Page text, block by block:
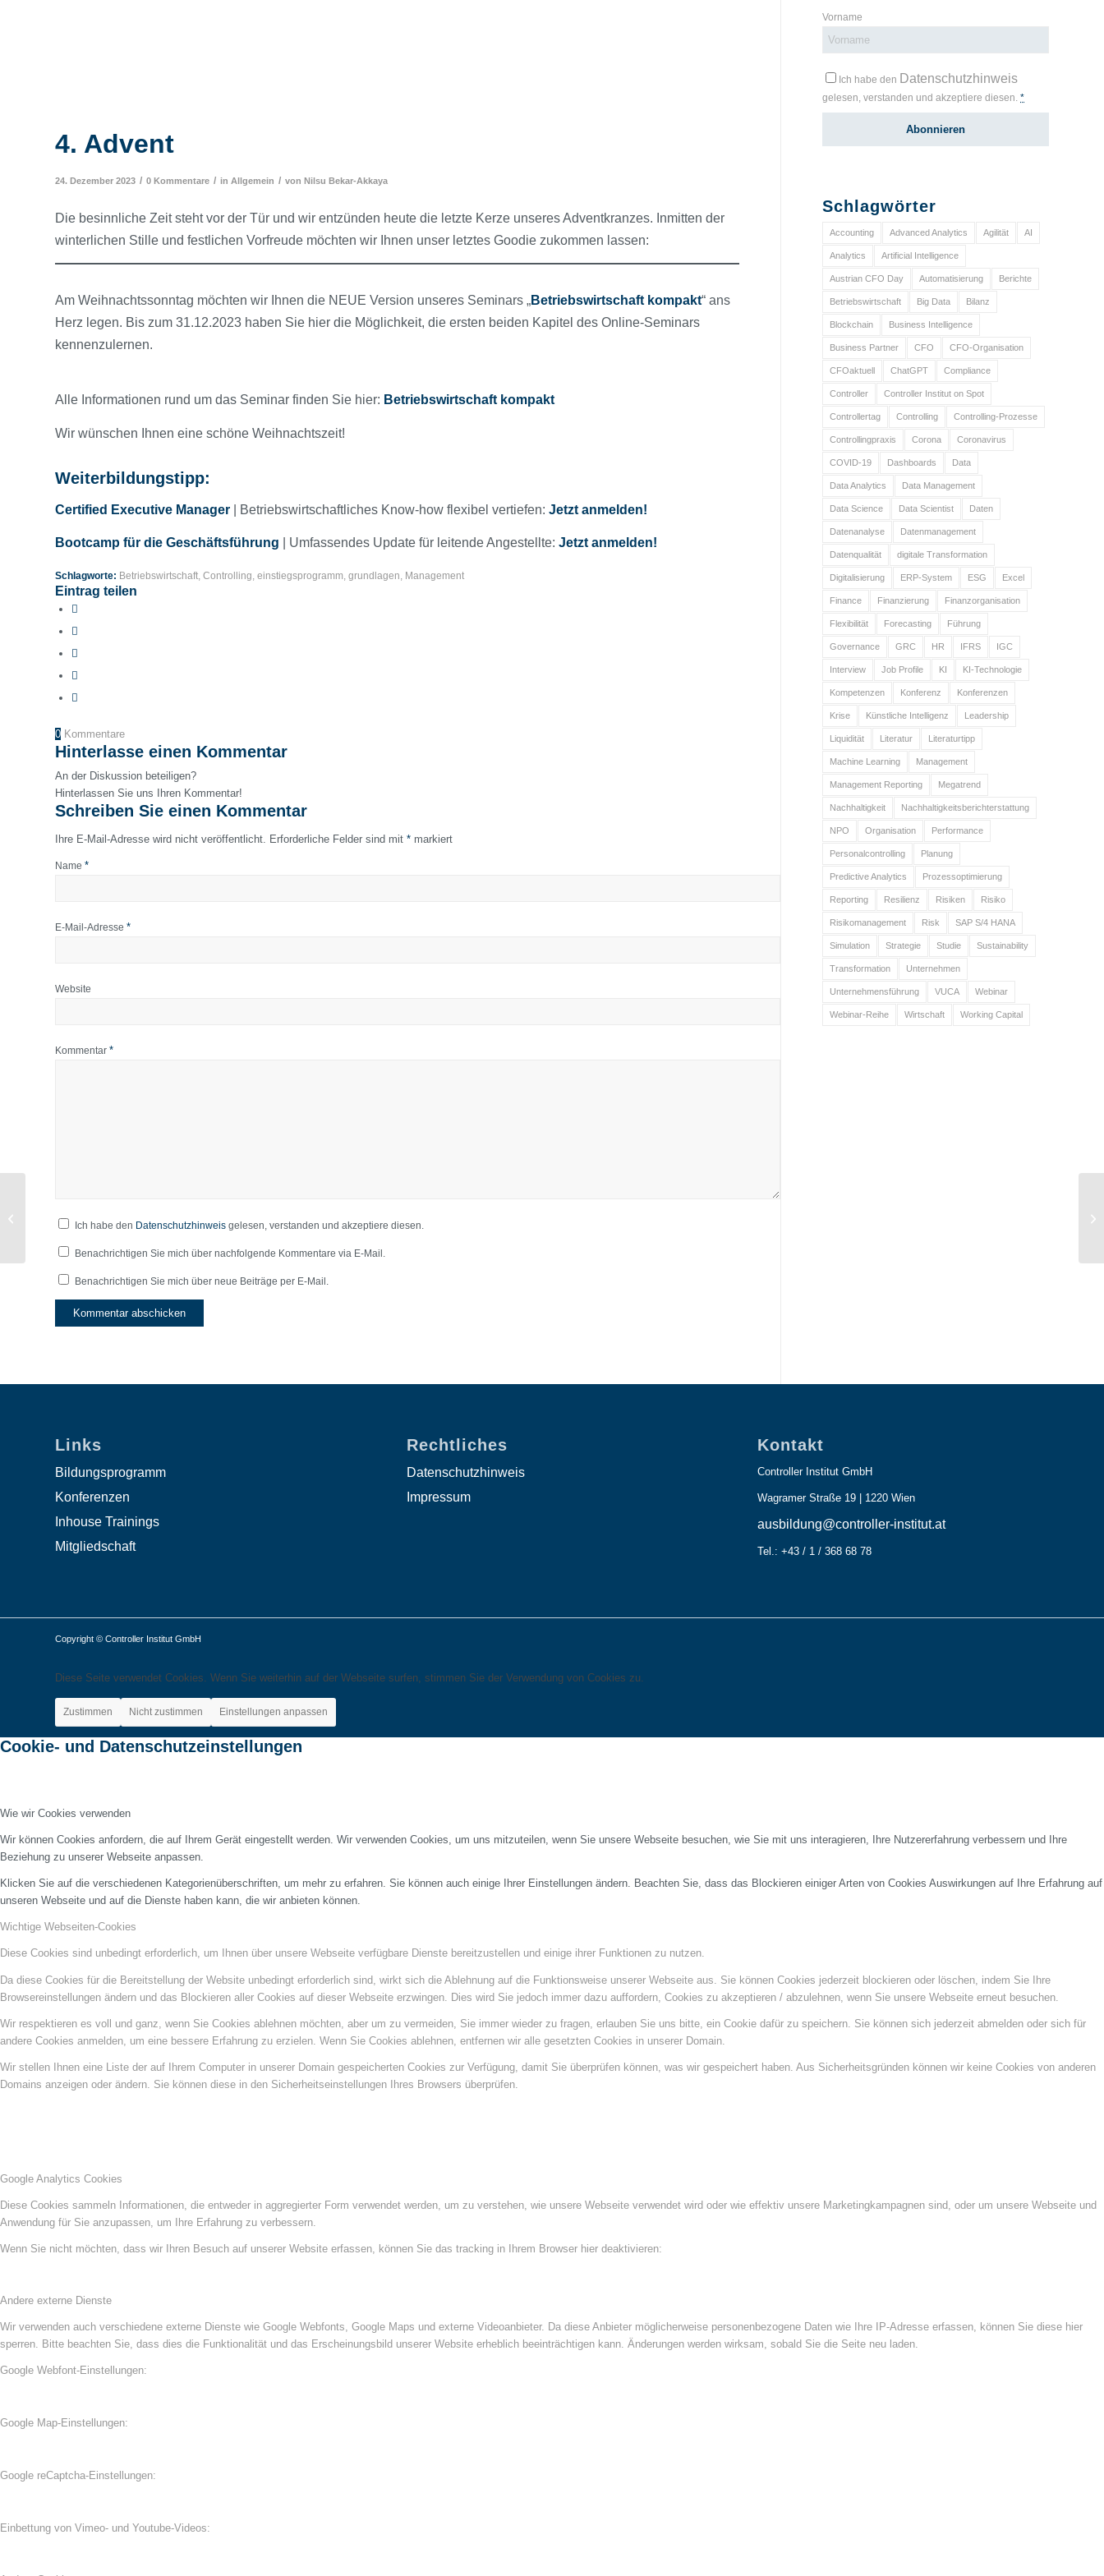
4. Advent
24. Dezember 2023 / 0 Kommentare / in Allgemein / von Nilsu Bekar-Akkaya
Die besinnliche Zeit steht vor der Tür und wir entzünden heute die letzte Kerze unseres Adventkranzes. Inmitten der
winterlichen Stille und festlichen Vorfreude möchten wir Ihnen unser letztes Goodie zukommen lassen:
Am Weihnachtssonntag möchten wir Ihnen die NEUE Version unseres Seminars „Betriebswirtschaft kompakt“ ans
Herz legen. Bis zum 31.12.2023 haben Sie hier die Möglichkeit, die ersten beiden Kapitel des Online-Seminars
kennenzulernen.
Alle Informationen rund um das Seminar finden Sie hier: Betriebswirtschaft kompakt
Wir wünschen Ihnen eine schöne Weihnachtszeit!
Weiterbildungstipp:
Certified Executive Manager | Betriebswirtschaftliches Know-how flexibel vertiefen: Jetzt anmelden!
Bootcamp für die Geschäftsführung | Umfassendes Update für leitende Angestellte: Jetzt anmelden!
Schlagworte: Betriebswirtschaft Controlling einstiegsprogramm grundlagen Management
Eintrag teilen
0 Kommentare
Hinterlasse einen Kommentar
An der Diskussion beteiligen?
Hinterlassen Sie uns Ihren Kommentar!
Schreiben Sie einen Kommentar
Ihre E-Mail-Adresse wird nicht veröffentlicht. Erforderliche Felder sind mit * markiert
Name *
E-Mail-Adresse *
Website
Kommentar *
Ich habe den Datenschutzhinweis gelesen, verstanden und akzeptiere diesen.
Benachrichtigen Sie mich über nachfolgende Kommentare via E-Mail.
Benachrichtigen Sie mich über neue Beiträge per E-Mail.
Vorname
Ich habe den Datenschutzhinweis
gelesen, verstanden und akzeptiere diesen.*
Schlagwörter
Accounting Advanced Analytics Agilität AI
Analytics Artificial Intelligence
Austrian CFO Day Automatisierung Berichte
Betriebswirtschaft Big Data Bilanz
Blockchain Business Intelligence
Business Partner CFO CFO-Organisation
CFOaktuell ChatGPT Compliance
Controller Controller Institut on Spot
Controllertag Controlling Controlling-Prozesse
Controllingpraxis Corona Coronavirus
COVID-19 Dashboards Data
Data Analytics Data Management
Data Science Data Scientist Daten
Datenanalyse Datenmanagement
Datenqualität digitale Transformation
Digitalisierung ERP-System ESG Excel
Finance Finanzierung Finanzorganisation
Flexibilität Forecasting Führung
Governance GRC HR IFRS IGC
Interview Job Profile KI KI-Technologie
Kompetenzen Konferenz Konferenzen
Krise Künstliche Intelligenz Leadership
Liquidität Literatur Literaturtipp
Machine Learning Management
Management Reporting Megatrend
Nachhaltigkeit Nachhaltigkeitsberichterstattung
NPO Organisation Performance
Personalcontrolling Planung
Predictive Analytics Prozessoptimierung
Reporting Resilienz Risiken Risiko
Risikomanagement Risk SAP S/4 HANA
Simulation Strategie Studie Sustainability
Transformation Unternehmen
Unternehmensführung VUCA Webinar
Webinar-Reihe Wirtschaft Working Capital
Links
Bildungsprogramm
Konferenzen
Inhouse Trainings
Mitgliedschaft
Rechtliches
Datenschutzhinweis
Impressum
Kontakt
Controller Institut GmbH
Wagramer Straße 19 | 1220 Wien
ausbildung@controller-institut.at
Tel.: +43 / 1 / 368 68 78
Copyright © Controller Institut GmbH
3.Advent
Diese Seite verwendet Cookies. Wenn Sie weiterhin auf der Webseite surfen, stimmen Sie der Verwendung von Cookies zu.
Zustimmen Nicht zustimmen Einstellungen anpassen
Cookie- und Datenschutzeinstellungen
Wie wir Cookies verwenden
Wir können Cookies anfordern, die auf Ihrem Gerät eingestellt werden. Wir verwenden Cookies, um uns mitzuteilen, wenn Sie unsere Webseite besuchen, wie Sie mit uns interagieren, Ihre Nutzererfahrung verbessern und Ihre
Beziehung zu unserer Webseite anpassen.
Klicken Sie auf die verschiedenen Kategorienüberschriften, um mehr zu erfahren. Sie können auch einige Ihrer Einstellungen ändern. Beachten Sie, dass das Blockieren einiger Arten von Cookies Auswirkungen auf Ihre Erfahrung auf
unseren Webseite und auf die Dienste haben kann, die wir anbieten können.
Wichtige Webseiten-Cookies
Diese Cookies sind unbedingt erforderlich, um Ihnen über unsere Webseite verfügbare Dienste bereitzustellen und einige ihrer Funktionen zu nutzen.
Da diese Cookies für die Bereitstellung der Website unbedingt erforderlich sind, wirkt sich die Ablehnung auf die Funktionsweise unserer Webseite aus. Sie können Cookies jederzeit blockieren oder löschen, indem Sie Ihre
Browsereinstellungen ändern und das Blockieren aller Cookies auf dieser Webseite erzwingen. Dies wird Sie jedoch immer dazu auffordern, Cookies zu akzeptieren / abzulehnen, wenn Sie unsere Webseite erneut besuchen.
Wir respektieren es voll und ganz, wenn Sie Cookies ablehnen möchten, aber um zu vermeiden, Sie immer wieder zu fragen, erlauben Sie uns bitte, ein Cookie dafür zu speichern. Sie können sich jederzeit abmelden oder sich für
andere Cookies anmelden, um eine bessere Erfahrung zu erzielen. Wenn Sie Cookies ablehnen, entfernen wir alle gesetzten Cookies in unserer Domain.
Wir stellen Ihnen eine Liste der auf Ihrem Computer in unserer Domain gespeicherten Cookies zur Verfügung, damit Sie überprüfen können, was wir gespeichert haben. Aus Sicherheitsgründen können wir keine Cookies von anderen
Domains anzeigen oder ändern. Sie können diese in den Sicherheitseinstellungen Ihres Browsers überprüfen.
Google Analytics Cookies
Diese Cookies sammeln Informationen, die entweder in aggregierter Form verwendet werden, um zu verstehen, wie unsere Webseite verwendet wird oder wie effektiv unsere Marketingkampagnen sind, oder um unsere Webseite und
Anwendung für Sie anzupassen, um Ihre Erfahrung zu verbessern.
Wenn Sie nicht möchten, dass wir Ihren Besuch auf unserer Website erfassen, können Sie das tracking in Ihrem Browser hier deaktivieren:
Andere externe Dienste
Wir verwenden auch verschiedene externe Dienste wie Google Webfonts, Google Maps und externe Videoanbieter. Da diese Anbieter möglicherweise personenbezogene Daten wie Ihre IP-Adresse erfassen, können Sie diese hier
sperren. Bitte beachten Sie, dass dies die Funktionalität und das Erscheinungsbild unserer Website erheblich beeinträchtigen kann. Änderungen werden wirksam, sobald Sie die Seite neu laden.
Google Webfont-Einstellungen:
Google Map-Einstellungen:
Google reCaptcha-Einstellungen:
Einbettung von Vimeo- und Youtube-Videos: